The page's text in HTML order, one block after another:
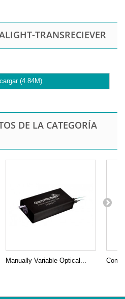
TRANSRECIEVER
(4.84M)
DE LA CATEGORÍA
Manually Variable Optical...